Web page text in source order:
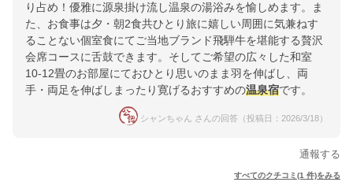
り占め！優雅に源泉掛け流し温泉の湯浴みを愉しめます。ま
た、お食事は夕・朝2食共ひとり旅に嬉しい周囲に気兼ねす
ることない個室食にてご当地ブランド飛騨牛を堪能する贅沢
会席コースに舌鼓できます。そしてご希望の広々した和室
10-12畳のお部屋にておひとり思いのまま羽を伸ばし、両
手・両足を伸ばしまったり寛げるおすすめの温泉宿です。
シャンちゃん さんの回答（投稿日：2026/3/18）
通報する
すべてのクチコミ(1 件)をみる